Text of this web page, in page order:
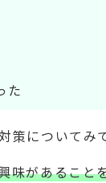
た
策についてみ
があること